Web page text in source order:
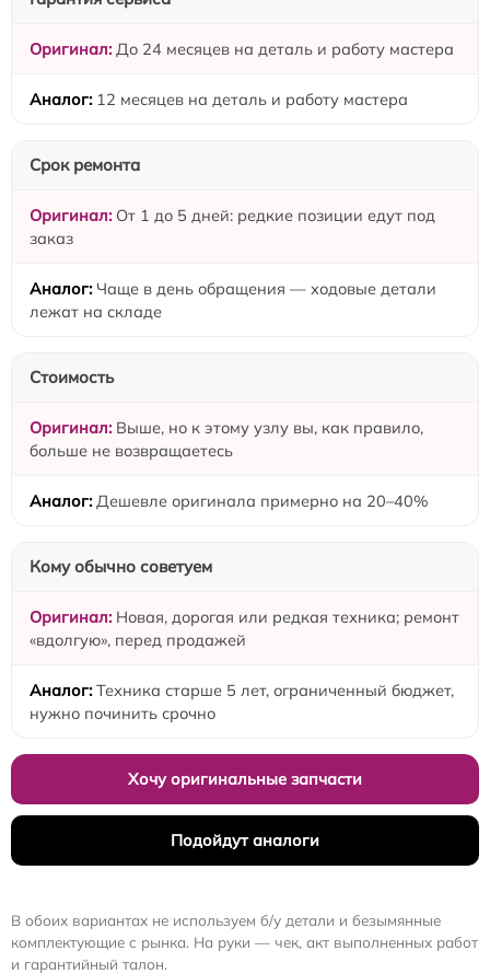
До 24 месяцев на деталь и работу мастера
12 месяцев на деталь и работу мастера
Срок ремонта
От 1 до 5 дней: редкие позиции едут под
заказ
Чаще в день обращения — ходовые детали
лежат на складе
Стоимость
Выше, но к этому узлу вы, как правило,
больше не возвращаетесь
Дешевле оригинала примерно на 20–40%
Кому обычно советуем
Новая, дорогая или редкая техника; ремонт
«вдолгую», перед продажей
Техника старше 5 лет, ограниченный бюджет,
нужно починить срочно
Хочу оригинальные запчасти
Подойдут аналоги
В обоих вариантах не используем б/у детали и безымянные
комплектующие с рынка. На руки — чек, акт выполненных работ
и гарантийный талон.